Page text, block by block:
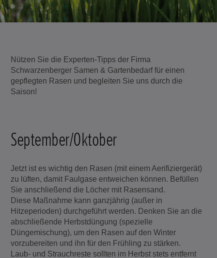
Nützen Sie die Experten-Tipps der Firma
Schwarzenberger Samen & Gartenbedarf für einen
gepflegten Rasen und begleiten Sie uns durch die
Saison!
September/Oktober
Jetzt ist es wichtig den Rasen (mit einem Aerifiziergerät)
zu lüften, damit Faulgase entweichen können. Befüllen
Sie anschließend die Löcher mit Rasensand.
Diese Maßnahme kann ganzjährig (außer in
Hitzeperioden) durchgeführt werden. Denken Sie an die
abschließende Herbstdüngung (spezielle
Düngemischung), um den Rasen auf den Winter
vorzubereiten und ihn für den Frühling zu stärken.
Laub- und Strauchreste sollten im Herbst stets entfernt